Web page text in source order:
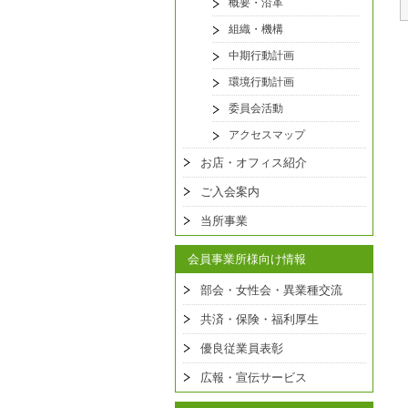
組織・機構
中期行動計画
環境行動計画
委員会活動
アクセスマップ
お店・オフィス紹介
ご入会案内
当所事業
会員事業所様向け情報
部会・女性会・異業種交流
共済・保険・福利厚生
優良従業員表彰
広報・宣伝サービス